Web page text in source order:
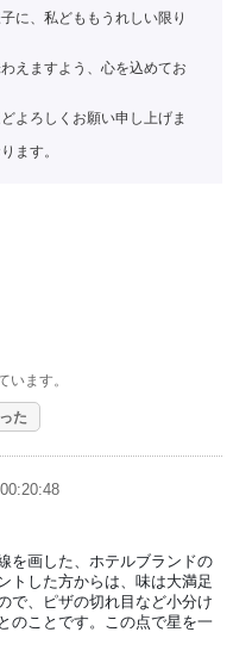
に、私どももうれしい限り
えますよう、心を込めてお
よろしくお願い申し上げま
ます。
います。
た
を画した、ホテルブランドの
トした方からは、味は大満足
で、ピザの切れ目など小分け
のことです。この点で星を一